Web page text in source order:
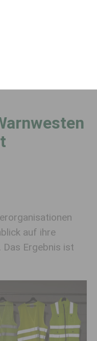
auf ihre
Ergebnis ist